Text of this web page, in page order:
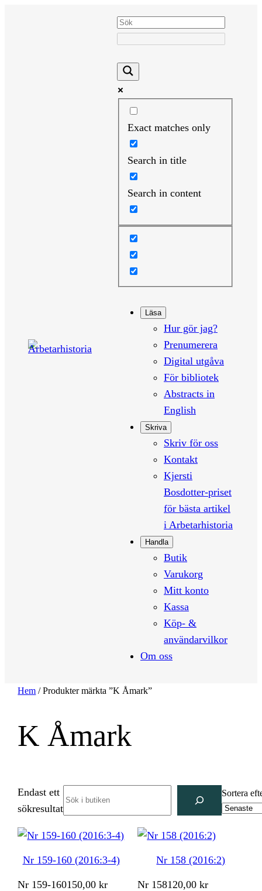
Exact matches only
Search in title
Search in content
Läsa
Hur gör jag?
Prenumerera
Digital utgåva
För bibliotek
Abstracts in
English
Skriva
Skriv för oss
Kontakt
Kjersti
Bosdotter-priset
för bästa artikel
i Arbetarhistoria
Handla
Butik
Varukorg
Mitt konto
Kassa
Köp- &
användarvilkor
Om oss
Hem / Produkter märkta ”K Åmark”
K Åmark
Endast ett
sökresultat
Sortera
Nr 159-160 (2016:3-4)
Nr 159-160150,00kr
Nr 158 (2016:2)
Nr 158120,00kr